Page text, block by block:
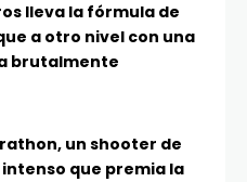
lleva la fórmula de
a otro nivel con una
brutalmente
un shooter de
que premia la